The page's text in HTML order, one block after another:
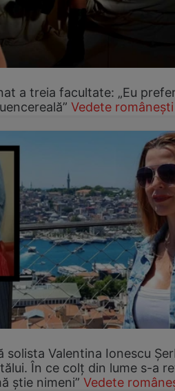
a treia facultate: „Eu
Vedete românești
solista Valentina Ionescu
În ce colț din lume s-a
știe nimeni” Vedete